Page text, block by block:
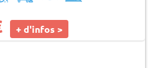
+ d'infos >